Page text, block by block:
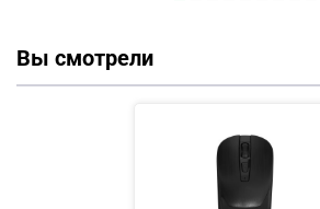
Вы смотрели